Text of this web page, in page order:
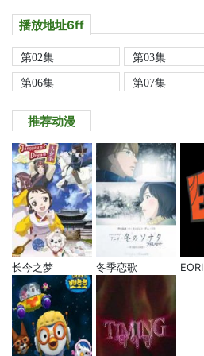
播放地址6ff
第02集 第03集
第06集
第07集
推荐动漫
长今之梦 冬季恋歌 EORI